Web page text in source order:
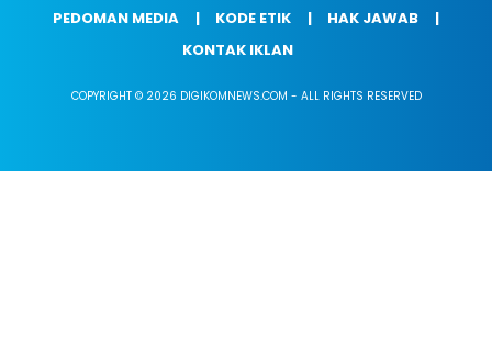
PEDOMAN MEDIA
KODE ETIK
HAK JAWAB
KONTAK IKLAN
COPYRIGHT © 2026 DIGIKOMNEWS.COM - ALL RIGHTS RESERVED